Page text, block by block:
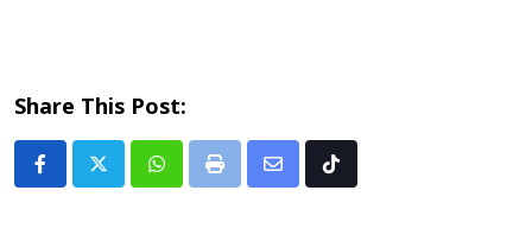
Share This Post:
Whatsapp
Print
Share Tiktok